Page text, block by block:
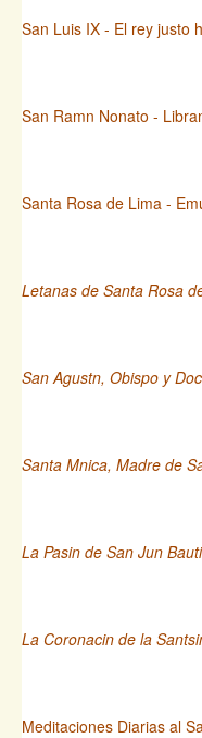
San Luis IX - El rey justo
San Ramn Nonato -
Santa Rosa de Lima -
Letanas de Santa Rosa
San Agustn, Obispo y
Santa Mnica, Madre de
La Pasin de San Jun
La Coronacin de la
Meditaciones Diarias al